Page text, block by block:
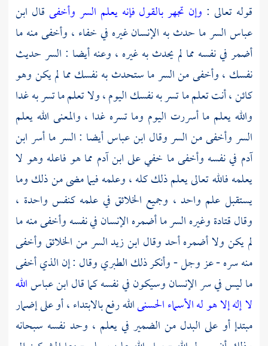
قوله تعالى : وإن تجهر بالقول فإنه يعلم السر وأخفى قال ابن
عباسالسر ما حدث به الإنسان غيره في خفاء ، وأخفى منه ما
أضمر في نفسه مما لم يحدث به غيره ، وعنه أيضا : السر حديث
نفسك ، وأخفى من السر ما ستحدث به نفسك مما لم يكن وهو
كائن ، أنت تعلم ما تسر به نفسك اليوم ، ولا تعلم ما تسر به غدا
والله يعلم ما أسررت اليوم وما تسره غدا ، والمعنى الله يعلم
السر وأخفى من السر وقال ابن عباس أيضا : السر ما أسر ابن
آدم في نفسه وأخفى ما خفي على ابنآدم مما هو فاعله وهو لا
يعلمه فالله تعالى يعلم ذلك كله ، وعلمه فيما مضى من ذلك وما
يستقبل علم واحد ، وجميع الخلائق في علمه كنفس واحدة ،
وقالقتادةوغيره السر ما أضمره الإنسان في نفسه وأخفى منه ما
لم يكن ولا أضمره أحد وقال ابن زيدالسر من الخلائق وأخفى
منه سره - عز وجل - وأنكر ذلكالطبريوقال : إن الذي أخفى
ما ليس في سر الإنسان وسيكون في نفسه كما قالابن عباسالله
لا إله إلا هو له الأسماء الحسنىالله رفع بالابتداء ، أو على إضمار
مبتدإ أو على البدل من الضمير في يعلم ، وحد نفسه سبحانه